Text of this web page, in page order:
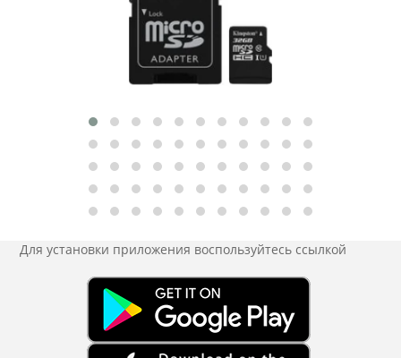
Для установки приложения воспользуйтесь ссылкой